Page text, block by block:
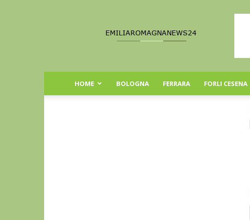
Romagna
HOME BOLOGNA FERRARA FORLI CESENA